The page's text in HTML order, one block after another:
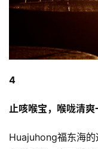
纪
艺
策
4
止咳喉宝，喉咙清爽
Huajuhong福东海